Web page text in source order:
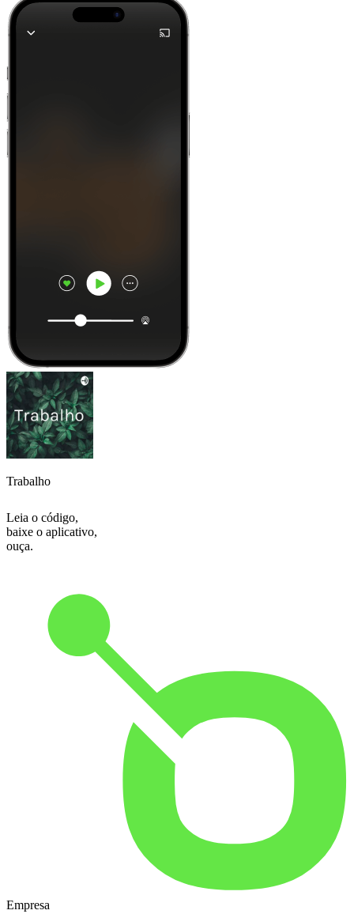
Trabalho
Leia o código,
baixe o aplicativo,
ouça.
Empresa